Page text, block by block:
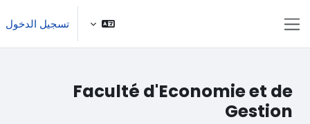
تسجيل الدخول
Faculté d'Economie et de
Gestion